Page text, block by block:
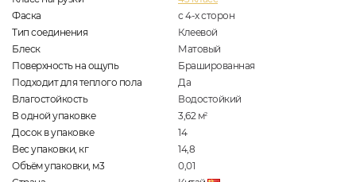
Фаска
с 4-х сторон
Тип соединения
Клеевой
Блеск
Матовый
Поверхность на ощупь
Брашированная
Подходит для теплого пола
Да
Влагостойкость
Водостойкий
В одной упаковке
3,62 м2
Досок в упаковке
14
Вес упаковки, кг
14,8
Объём упаковки, м3
0,01